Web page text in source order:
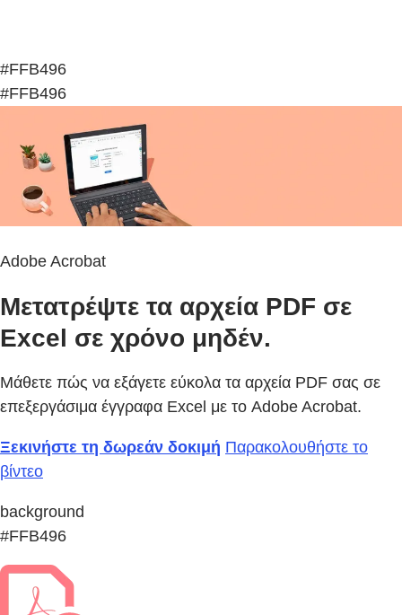
#FFB496
#FFB496
Adobe Acrobat
Μετατρέψτε τα αρχεία PDF σε
Excel σε χρόνο μηδέν.
Μάθετε πώς να εξάγετε εύκολα τα αρχεία PDF σας σε
επεξεργάσιμα έγγραφα Excel με το Adobe Acrobat.
Ξεκινήστε τη δωρεάν δοκιμή Παρακολουθήστε το
βίντεο
background
#FFB496